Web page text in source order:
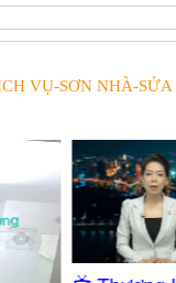
VỤ-SƠN NHÀ-SỬA